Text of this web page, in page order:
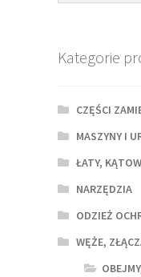
Kategorie
CZĘŚCI
MASZYNY I
ŁATY,
NARZĘDZIA
ODZIEŻ
WĘŻE,